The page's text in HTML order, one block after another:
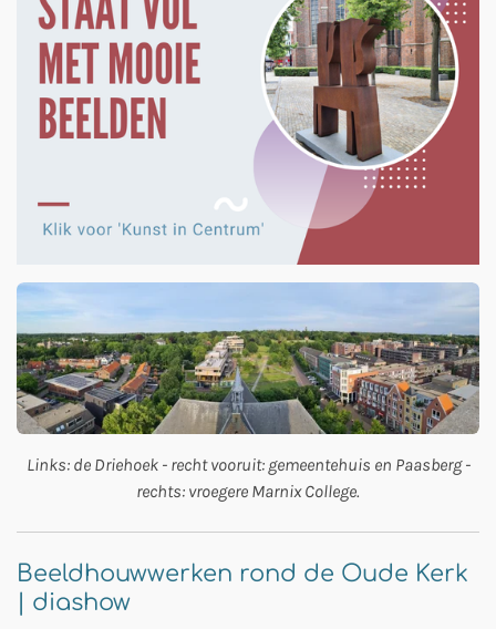
Links: de Driehoek - recht vooruit: gemeentehuis en Paasberg -
rechts: vroegere Marnix College.
Beeldhouwwerken rond de Oude Kerk
| diashow